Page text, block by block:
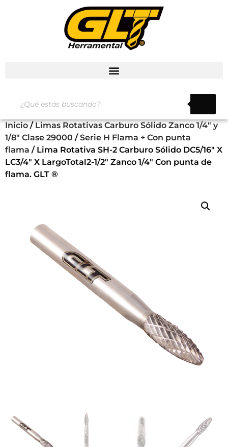
Inicio / Limas Rotativas Carburo Sólido Zanco 1/4" y
1/8" Clase 29000 / Serie H Flama + Con punta
flama / Lima Rotativa SH-2 Carburo Sólido DC5/16″ X
LC3/4″ X LargoTotal2-1/2″ Zanco 1/4″ Con punta de
flama. GLT ®